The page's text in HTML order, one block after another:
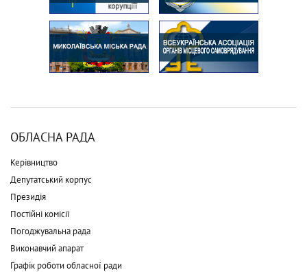
ОБЛАСНА РАДА
Керівництво
Депутатський корпус
Президія
Постійні комісії
Погоджувальна рада
Виконавчий апарат
Графік роботи обласної ради